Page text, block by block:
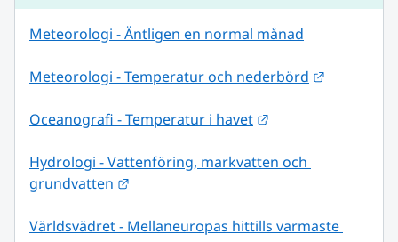
Meteorologi - Äntligen en normal månad
Meteorologi - Temperatur och nederbörd
Oceanografi - Temperatur i havet
Hydrologi - Vattenföring, markvatten och
grundvatten
Världsvädret - Mellaneuropas hittills varmaste